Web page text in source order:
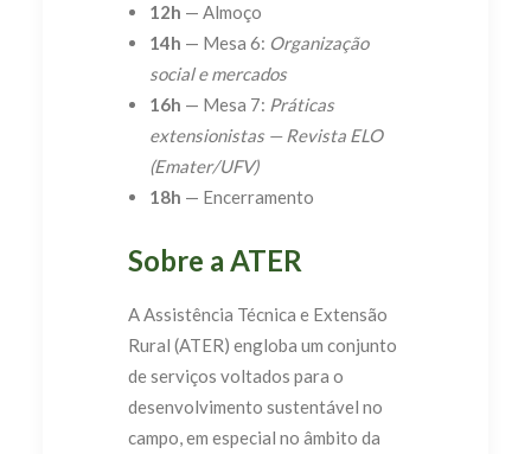
12h — Almoço
14h — Mesa 6: Organização
social e mercados
16h — Mesa 7: Práticas
extensionistas — Revista ELO
(Emater/UFV)
18h — Encerramento
Sobre a ATER
A Assistência Técnica e Extensão
Rural (ATER) engloba um conjunto
de serviços voltados para o
desenvolvimento sustentável no
campo, em especial no âmbito da